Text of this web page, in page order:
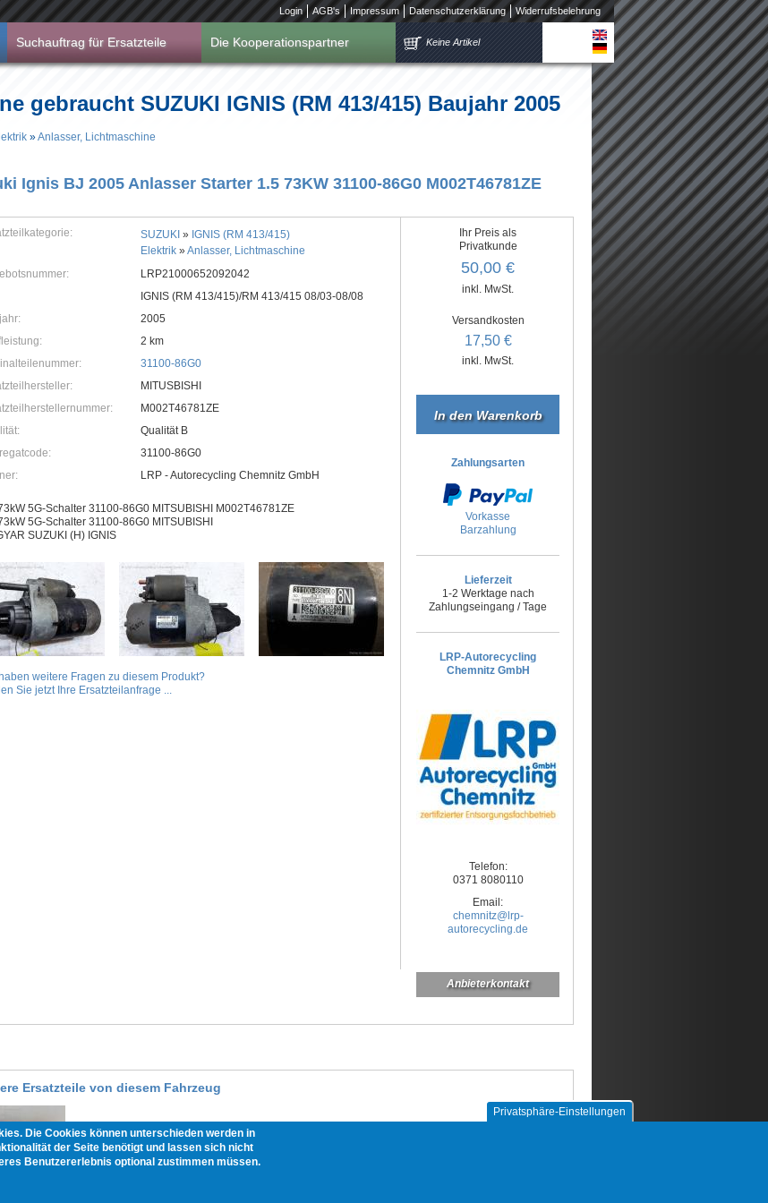
Login AGB's Impressum Datenschutzerklärung Widerrufsbelehrung
Suchauftrag für Ersatzteile Die Kooperationspartner Keine Artikel
gebraucht SUZUKI IGNIS (RM 413/415) Baujahr 2005
»Anlasser, Lichtmaschine
Ignis BJ 2005 Anlasser Starter 1.5 73KW 31100-86G0 M002T46781ZE
SUZUKI » IGNIS (RM 413/415)
Elektrik »Anlasser, Lichtmaschine
LRP21000652092042
IGNIS (RM 413/415)/RM 413/415 08/03-08/08
2005
2 km
31100-86G0
MITUSBISHI
M002T46781ZE
Qualität B
31100-86G0
LRP - Autorecycling Chemnitz GmbH
5G-Schalter 31100-86G0 MITSUBISHI M002T46781ZE
5G-Schalter 31100-86G0 MITSUBISHI
SUZUKI (H) IGNIS
weitere Fragen zu diesem Produkt?
Sie jetzt Ihre Ersatzteilanfrage ...
Ihr Preis als
Privatkunde
50,00 €
inkl. MwSt.
Versandkosten
17,50 €
inkl. MwSt.
Zahlungsarten
Vorkasse
Barzahlung
Lieferzeit
1-2 Werktage nach
Zahlungseingang / Tage
LRP-Autorecycling
Chemnitz GmbH
Telefon:
0371 8080110
Email:
chemnitz@lrp-
autorecycling.de
Anbieterkontakt
Ersatzteile von diesem Fahrzeug
Suzuki Ignis BJ 2005 Rücklicht rechts Rückleuchte Heckleuchte
Privatsphäre-Einstellungen
Die Cookies können unterschieden werden in
der Seite benötigt und lassen sich nicht
Benutzererlebnis optional zustimmen müssen.